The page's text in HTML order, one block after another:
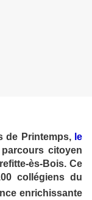
de Printemps, le
citoyen
ès-Bois. Ce
collégiens du
enrichissante